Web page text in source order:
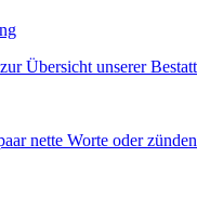
Übersicht unserer
nette Worte oder